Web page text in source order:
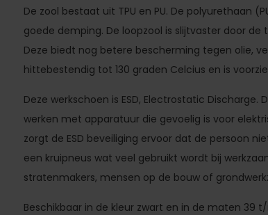
De zool bestaat uit TPU en PU. De polyurethaan
goede demping. De loopzool is slijtvaster door
Deze biedt nog betere bescherming tegen olie,
hittebestendig tot 130 graden Celcius en is
Deze werkschoen is ESD, Electrostatic
werken met apparatuur die gevoelig is voor
zorgt de ESD beveiliging ervoor dat de persoon
een kruipneus wat veel gebruikt wordt bij
stratenmakers, mensen op de bouw of
Beschikbaar in de kleur zwart en in de maten 39